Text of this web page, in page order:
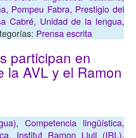
, Pompeu Fabra, Prestigio del
Cabré, Unidad de la lengua,
Prensa escrita
participan en
la AVL y el Ramon
, Competencia lingüística,
, Institut Ramon Llull (IRL),